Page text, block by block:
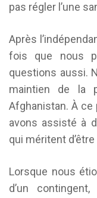
pas régler l’une
Après
fois que nous
questions aussi.
maintien de la
Afghanistan. À ce
avons assisté à
qui méritent
Lorsque nous
d’un